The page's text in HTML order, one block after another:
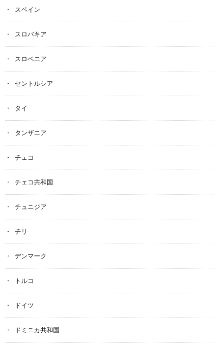
スペイン
スロバキア
スロベニア
セントルシア
タイ
タンザニア
チェコ
チェコ共和国
チュニジア
チリ
デンマーク
トルコ
ドイツ
ドミニカ共和国